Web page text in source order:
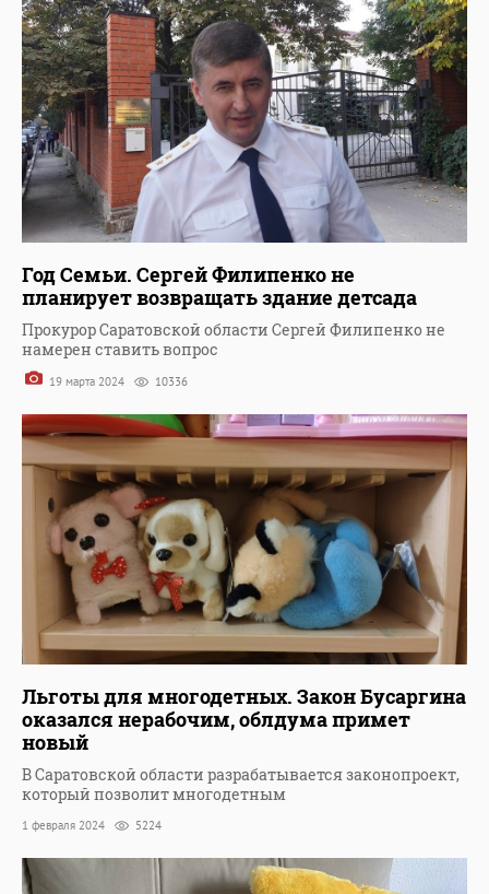
Год Семьи. Сергей Филипенко не
планирует возвращать здание детсада
Прокурор Саратовской области Сергей Филипенко не
намерен ставить вопрос
19 марта 2024 10336
Льготы для многодетных. Закон Бусаргина
оказался нерабочим, облдума примет
новый
В Саратовской области разрабатывается законопроект,
который позволит многодетным
1 февраля 2024 5224